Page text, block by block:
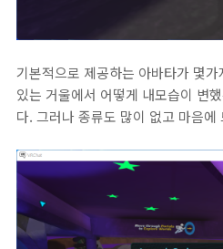
기본적으로 제공하는 아바타가 몇
있는 거울에서 어떻게 내모습이 변
다. 그러나 종류도 많이 없고 마음에